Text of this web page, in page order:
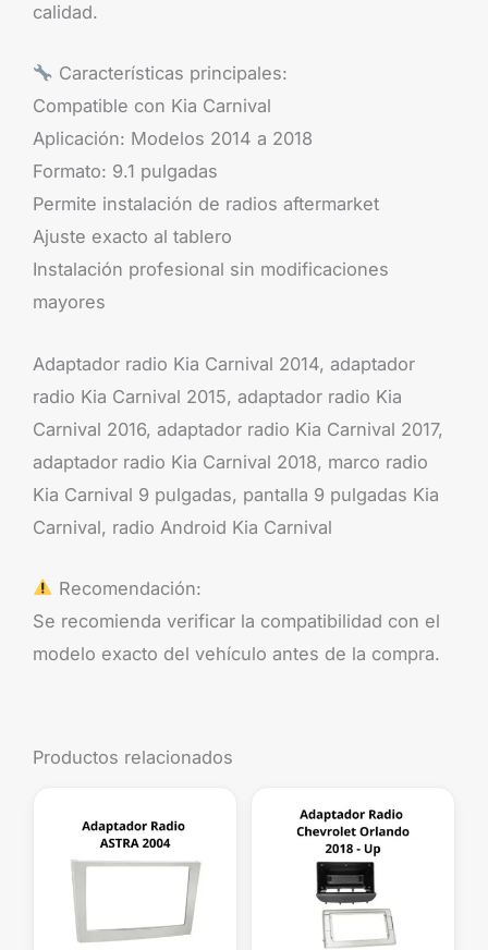
calidad.
Características principales:
Compatible con Kia Carnival
Aplicación: Modelos 2014 a 2018
Formato: 9.1 pulgadas
Permite instalación de radios aftermarket
Ajuste exacto al tablero
Instalación profesional sin modificaciones
mayores
Adaptador radio Kia Carnival 2014, adaptador
radio Kia Carnival 2015, adaptador radio Kia
Carnival 2016, adaptador radio Kia Carnival 2017,
adaptador radio Kia Carnival 2018, marco radio
Kia Carnival 9 pulgadas, pantalla 9 pulgadas Kia
Carnival, radio Android Kia Carnival
Recomendación:
Se recomienda verificar la compatibilidad con el
modelo exacto del vehículo antes de la compra.
Productos relacionados